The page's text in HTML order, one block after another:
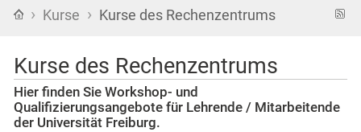
Startseite
› Kurse › Kurse des Rechenzentrums
Kurse des Rechenzentrums
Hier finden Sie Workshop- und
Qualifizierungsangebote für Lehrende / Mitarbeitende
der Universität Freiburg.